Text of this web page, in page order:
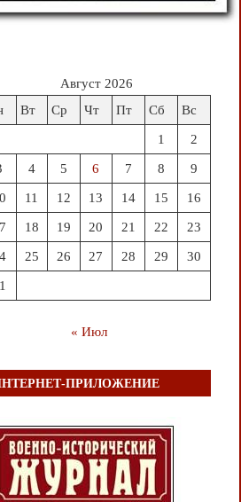
Август 2026
Вт Ср Чт Пт Сб Вс
1 2
4 5 6 7 8 9
11 12 13 14 15 16
18 19 20 21 22 23
25 26 27 28 29 30
« Июл
ПРИЛОЖЕНИЕ